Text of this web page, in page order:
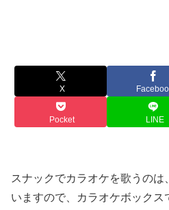
X
Pocket LINE
スナックでカラオケを歌うの
いますので、カラオケボック